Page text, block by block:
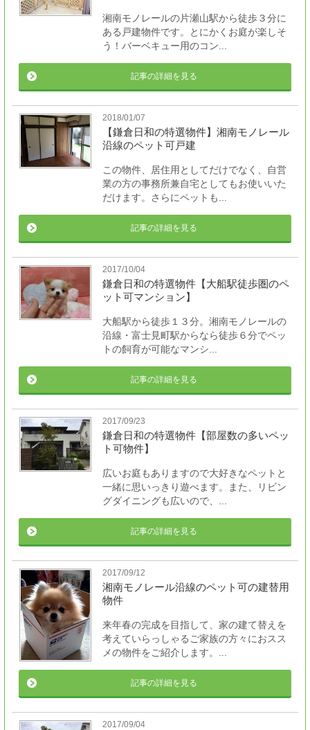
湘南モノレールの片瀬山駅から徒歩３分に
ある戸建物件です。とにかくお庭が楽しそ
う！バーベキュー用のコン...
記事の詳細を見る
2018/01/07
【鎌倉日和の特選物件】湘南モノレール
沿線のペット可戸建
この物件、居住用としてだけでなく、自営
業の方の事務所兼自宅としてもお使いいた
だけます。さらにペットも...
記事の詳細を見る
2017/10/04
鎌倉日和の特選物件【大船駅徒歩圏のペ
ット可マンション】
大船駅から徒歩１３分。湘南モノレールの
沿線・富士見町駅からなら徒歩６分でペッ
トの飼育が可能なマンシ...
記事の詳細を見る
2017/09/23
鎌倉日和の特選物件【部屋数の多いペッ
ト可物件】
広いお庭もありますので大好きなペットと
一緒に思いっきり遊べます。また、リビン
グダイニングも広いので、...
記事の詳細を見る
2017/09/12
湘南モノレール沿線のペット可の建替用
物件
来年春の完成を目指して、家の建て替えを
考えていらっしゃるご家族の方々におスス
メの物件をご紹介します。...
記事の詳細を見る
2017/09/04